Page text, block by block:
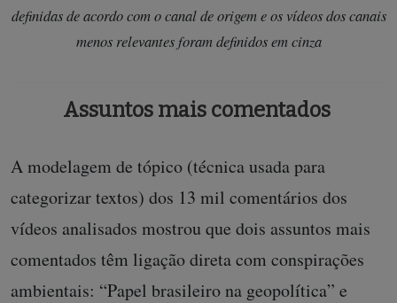
definidas de acordo com o canal de origem e os vídeos dos canais
menos relevantes foram definidos em cinza
Assuntos mais comentados
A modelagem de tópico (técnica usada para
categorizar textos) dos 13 mil comentários dos
vídeos analisados mostrou que dois assuntos mais
comentados têm ligação direta com conspirações
ambientais: “Papel brasileiro na geopolítica” e